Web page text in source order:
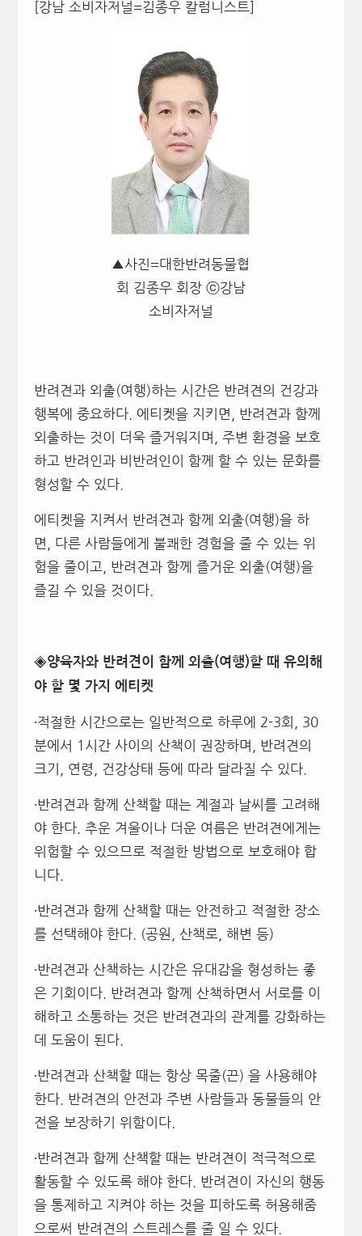
[강남 소비자저널=김종우 칼럼니스트]
▲사진=대한반려동물협
회 김종우 회장 ⓒ강남
소비자저널
반려견과 외출(여행)하는 시간은 반려견의 건강과
행복에 중요하다. 에티켓을 지키면, 반려견과 함께
외출하는 것이 더욱 즐거워지며, 주변 환경을 보호
하고 반려인과 비반려인이 함께 할 수 있는 문화를
형성할 수 있다.
에티켓을 지켜서 반려견과 함께 외출(여행)을 하
면, 다른 사람들에게 불쾌한 경험을 줄 수 있는 위
험을 줄이고, 반려견과 함께 즐거운 외출(여행)을
즐길 수 있을 것이다.
◈양육자와 반려견이 함께 외출(여행)할 때 유의해
야 할 몇 가지 에티켓
∙적절한 시간으로는 일반적으로 하루에 2-3회, 30
분에서 1시간 사이의 산책이 권장하며, 반려견의
크기, 연령, 건강상태 등에 따라 달라질 수 있다.
∙반려견과 함께 산책할 때는 계절과 날씨를 고려해
야 한다. 추운 겨울이나 더운 여름은 반려견에게는
위험할 수 있으므로 적절한 방법으로 보호해야 합
니다.
∙반려견과 함께 산책할 때는 안전하고 적절한 장소
를 선택해야 한다. (공원, 산책로, 해변 등)
∙반려견과 산책하는 시간은 유대감을 형성하는 좋
은 기회이다. 반려견과 함께 산책하면서 서로를 이
해하고 소통하는 것은 반려견과의 관계를 강화하는
데 도움이 된다.
∙반려견과 산책할 때는 항상 목줄(끈) 을 사용해야
한다. 반려견의 안전과 주변 사람들과 동물들의 안
전을 보장하기 위함이다.
∙반려견과 함께 산책할 때는 반려견이 적극적으로
활동할 수 있도록 해야 한다. 반려견이 자신의 행동
을 통제하고 지켜야 하는 것을 피하도록 허용해줌
으로써 반려견의 스트레스를 줄 일 수 있다.